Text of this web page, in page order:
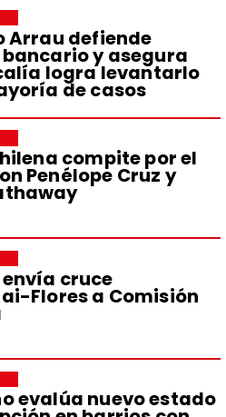
Arrau defiende
y asegura
logra levantarlo
de casos
compite por el
Penélope Cruz y
cruce
Flores a Comisión
evalúa nuevo estado